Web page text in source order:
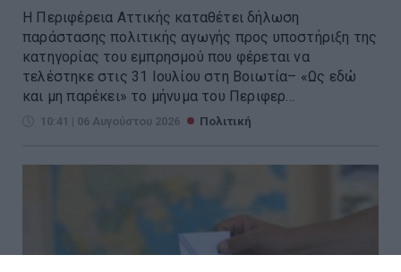
Η Περιφέρεια Αττικής καταθέτει δήλωση
παράστασης πολιτικής αγωγής προς υποστήριξη της
κατηγορίας του εμπρησμού που φέρεται να
τελέστηκε στις 31 Ιουλίου στη Βοιωτία– «Ως εδώ
και μη παρέκει» το μήνυμα του Περιφερ...
10:41 | 06 Αυγούστου 2026 Πολιτική